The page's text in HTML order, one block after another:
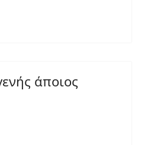
άποιος